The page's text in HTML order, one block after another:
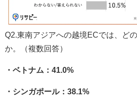
Q2.東南アジアへの越境ECでは、ど
か。（複数回答）
・ベトナム：41.0%
・シンガポール：38.1%